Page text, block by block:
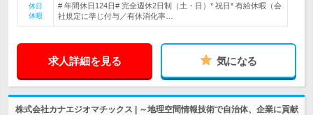
休日
休暇
# 年間休日124日# 完全週休2日制（土・日）* 祝日* 有給休暇（会
社規定に準じ付与／有休消化率…
求人詳細を見る 気になる
株式会社カナエジオマチックス | ～地理空間情報技術で自治体、企業に貢献